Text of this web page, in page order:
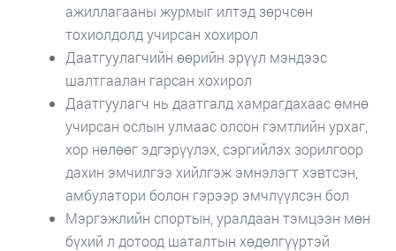
ажиллагааны журмыг илтэд зөрчсөн
тохиолдолд учирсан хохирол
Даатгуулагчийн өөрийн эрүүл мэндээс
шалтгаалан гарсан хохирол
Даатгуулагч нь даатгалд хамрагдахаас өмнө
учирсан ослын улмаас олсон гэмтлийн урхаг,
хор нөлөөг эдгэрүүлэх, сэргийлэх зорилгоор
дахин эмчилгээ хийлгэж эмнэлэгт хэвтсэн,
амбулатори болон гэрээр эмчлүүлсэн бол
Мэргэжлийн спортын, уралдаан тэмцээн мөн
бүхий л дотоод шаталтын хөдөлгүүртэй